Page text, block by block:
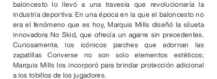
baloncesto lo llevó a una travesía que revolucionaría la
industria deportiva. En una época en la que el baloncesto no
era el fenómeno que es hoy, Marquis Mills diseñó la silueta
innovadora No Skid, que ofrecía un agarre sin precedentes.
Curiosamente, los icónicos parches que adornan las
zapatillas Converse no son solo elementos estéticos;
Marquis Mills los incorporó para brindar protección adicional
a los tobillos de los jugadores.